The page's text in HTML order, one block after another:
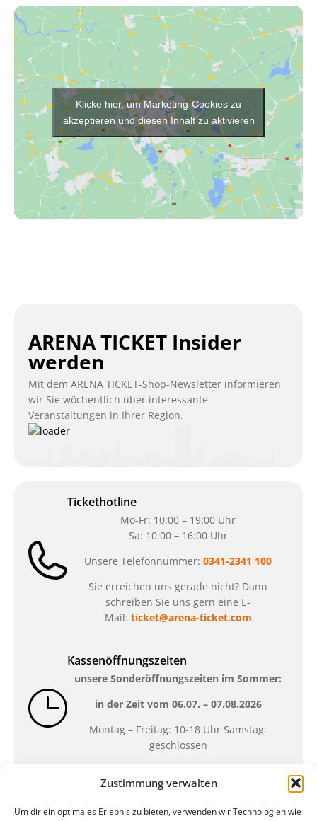
Zustimmung verwalten
Um dir ein optimales Erlebnis zu bieten, verwenden wir Technologien wie
Klicke hier, um Marketing-Cookies zu
akzeptieren und diesen Inhalt zu aktivieren
ARENA TICKET Insider
werden
Mit dem ARENA TICKET-Shop-Newsletter informieren
wir Sie wöchentlich über interessante
Veranstaltungen in Ihrer Region.
Tickethotline
Mo-Fr: 10:00 – 19:00 Uhr
Sa: 10:00 – 16:00 Uhr
Unsere Telefonnummer: 0341-2341 100
Sie erreichen uns gerade nicht? Dann
schreiben Sie uns gern eine E-
Mail: ticket@arena-ticket.com
Kassenöffnungszeiten
unsere Sonderöffnungszeiten im Sommer:
in der Zeit vom 06.07. – 07.08.2026
Montag – Freitag: 10-18 Uhr Samstag:
geschlossen
QUARTERBACK Immobilien ARENA